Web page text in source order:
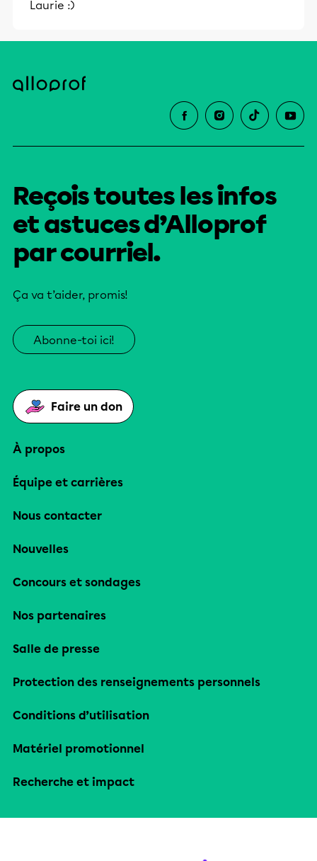
Laurie :)
Reçois toutes les infos
et astuces d’Alloprof
par courriel.
Ça va t’aider, promis!
Abonne-toi ici!
Faire un don
À propos
Équipe et carrières
Nous contacter
Nouvelles
Concours et sondages
Nos partenaires
Salle de presse
Protection des renseignements personnels
Conditions d’utilisation
Matériel promotionnel
Recherche et impact